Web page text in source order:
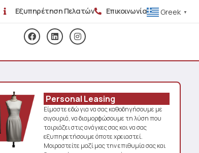
Εξυπηρέτηση Πελατών Επικοινωνία Greek ▼
Personal Leasing
Είμαστε εδώ για να σας καθοδηγήσουμε με
σιγουριά, να διαμορφώσουμε τη λύση που
ταιριάζει στις ανάγκες σας και να σας
εξυπηρετήσουμε όποτε χρειαστεί.
Μοιραστείτε μαζί μας την επιθυμία σας και